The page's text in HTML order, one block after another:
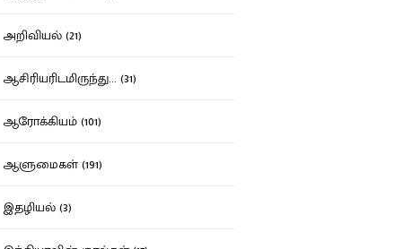
அறிவியல் (21)
ஆசிரியரிடமிருந்து... (31)
ஆரோக்கியம் (101)
ஆளுமைகள் (191)
இதழியல் (3)